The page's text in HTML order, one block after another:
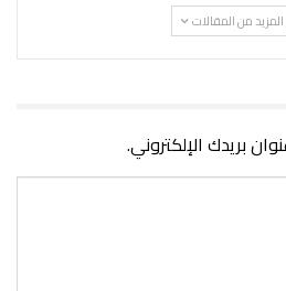
من المقالات
بريدك الإلكتروني.